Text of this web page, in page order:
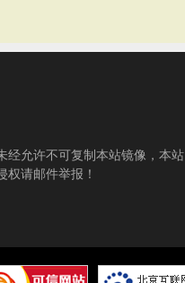
经允许不可复制本站镜像，本站
权请邮件举报！